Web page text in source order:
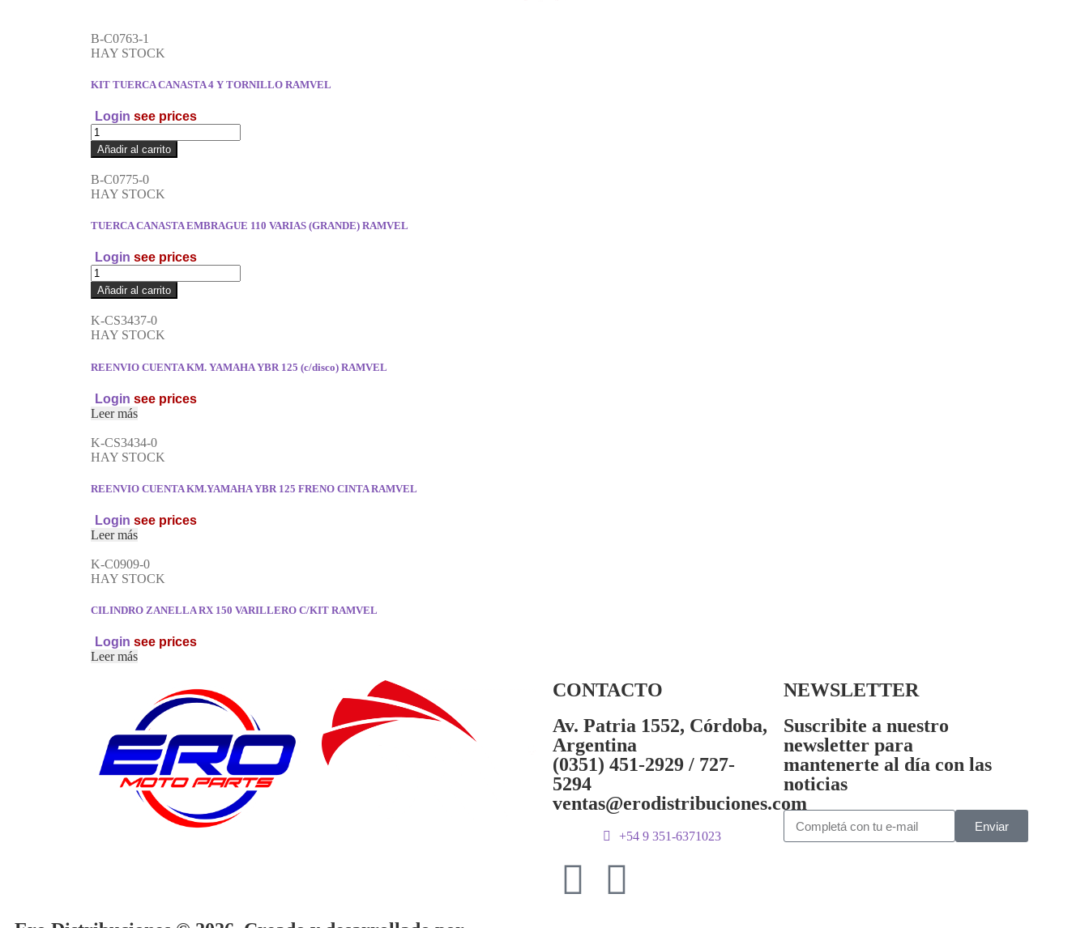
B-C0763-1
HAY STOCK
KIT TUERCA CANASTA 4 Y TORNILLO RAMVEL
Login see prices
Añadir al carrito
B-C0775-0
HAY STOCK
TUERCA CANASTA EMBRAGUE 110 VARIAS (GRANDE) RAMVEL
Login see prices
Añadir al carrito
K-CS3437-0
HAY STOCK
REENVIO CUENTA KM. YAMAHA YBR 125 (c/disco) RAMVEL
Login see prices
Leer más
K-CS3434-0
HAY STOCK
REENVIO CUENTA KM.YAMAHA YBR 125 FRENO CINTA RAMVEL
Login see prices
Leer más
K-C0909-0
HAY STOCK
CILINDRO ZANELLA RX 150 VARILLERO C/KIT RAMVEL
Login see prices
Leer más
CONTACTO
Av. Patria 1552, Córdoba,
Argentina
(0351) 451-2929 / 727-
5294
ventas@erodistribuciones.com
+54 9 351-6371023
NEWSLETTER
Suscribite a nuestro
newsletter para
mantenerte al día con las
noticias
Enviar